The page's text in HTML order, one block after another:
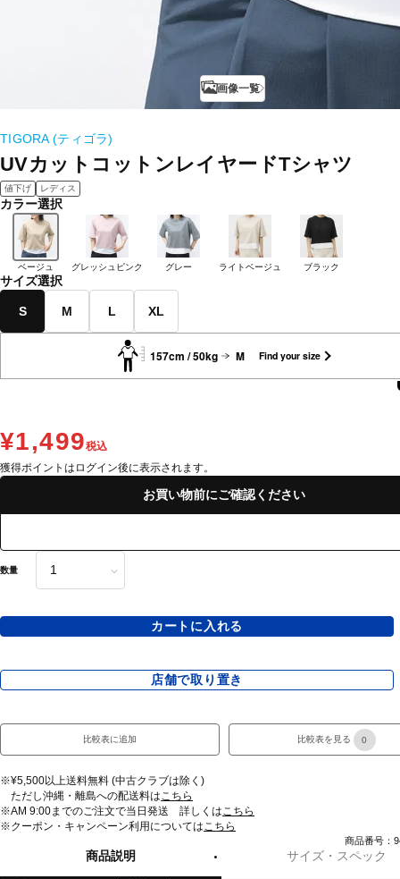
画像一覧
TIGORA (ティゴラ)
UVカットコットンレイヤードTシャツ
値下げ レディス
カラー選択
ベージュ グレッシュピンク グレー ライトベージュ ブラック
サイズ選択
S M L XL
157cm / 50kg M Find your size
¥1,499税込
獲得ポイントはログイン後に表示されます。
お買い物前にご確認ください
数量
カートに入れる
店舗で取り置き
比較表に追加 比較表を見る 0
※¥5,500以上送料無料 (中古クラブは除く)
ただし沖縄・離島への配送料はこちら
※AM 9:00までのご注文で当日発送 詳しくはこちら
※クーポン・キャンペーン利用についてはこちら
商品番号：
商品説明 サイズ・スペック